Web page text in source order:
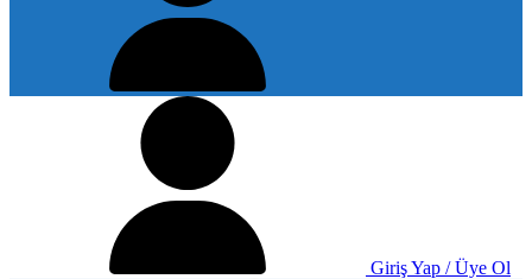
Giriş Yap / Üye Ol